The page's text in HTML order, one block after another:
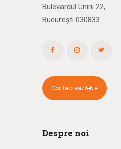
Bulevardul Unirii 22,
București 030833
Contactează-Ne
Despre noi